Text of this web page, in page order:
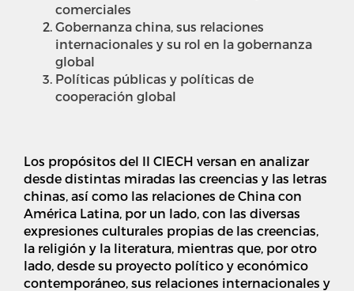
comerciales
Gobernanza china, sus relaciones
internacionales y su rol en la gobernanza
global
Políticas públicas y políticas de
cooperación global
Los propósitos del II CIECH versan en analizar
desde distintas miradas las creencias y las letras
chinas, así como las relaciones de China con
América Latina, por un lado, con las diversas
expresiones culturales propias de las creencias,
la religión y la literatura, mientras que, por otro
lado, desde su proyecto político y económico
contemporáneo, sus relaciones internacionales y